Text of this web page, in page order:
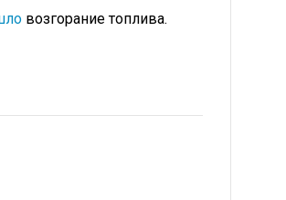
возгорание топлива.